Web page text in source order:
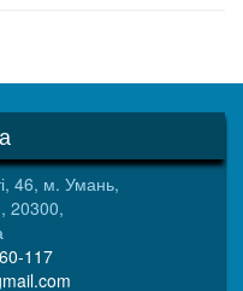
46, м. Умань,
20300,
117